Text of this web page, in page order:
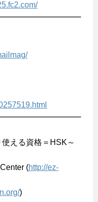
える資格＝HSK～
(http://ez-
)